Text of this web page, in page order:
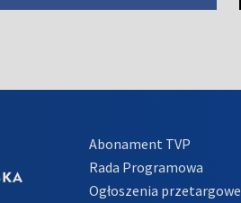
Abonament TVP
Rada Programowa
Ogłoszenia przetargowe